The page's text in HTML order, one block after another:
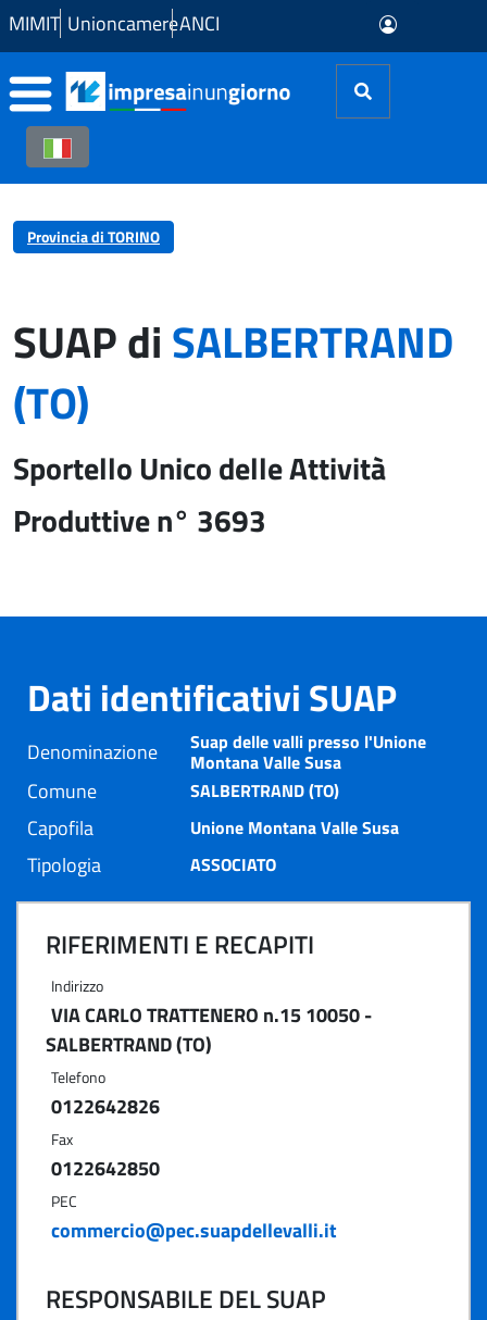
Skip to Main Content
MIMIT UnioncamereANCI
Provincia di TORINO
SUAP diSALBERTRAND
(TO)
Sportello Unico delle Attività
Produttive n° 3693
Dati identificativi SUAP
Denominazione Suap delle valli presso l'Unione
Montana Valle Susa
Comune SALBERTRAND (TO)
Capofila Unione Montana Valle Susa
Tipologia ASSOCIATO
RIFERIMENTI E RECAPITI
Indirizzo
VIA CARLO TRATTENERO n.15 10050 -
SALBERTRAND (TO)
Telefono
0122642826
Fax
0122642850
PEC
commercio@pec.suapdellevalli.it
RESPONSABILE DEL SUAP